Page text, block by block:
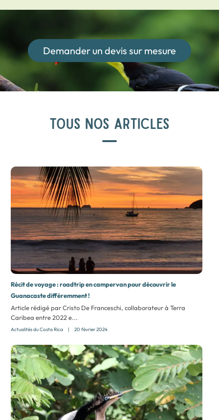
Demander un devis sur mesure
TOUS NOS ARTICLES
Récit de voyage : roadtrip en campervan pour découvrir le
Guanacaste différemment !
Article rédigé par Cristo De Franceschi, collaborateur à Terra
Caribea entre 2022 e...
Actualités du Costa Rica | 20 février 2024